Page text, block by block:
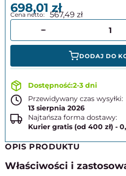
698,01 567,49
DODAJ DO
2-3 dni
Przewidywany czas wysyłki:
13 sierpnia 2026
Najtańsza forma dostawy:
Kurier gratis (od 400 zł) -
OPIS PRODUKTU
Właściwości i